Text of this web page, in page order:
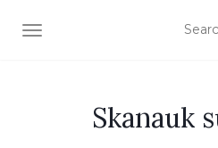
TOGGLE NAVIGATION
Skanauk